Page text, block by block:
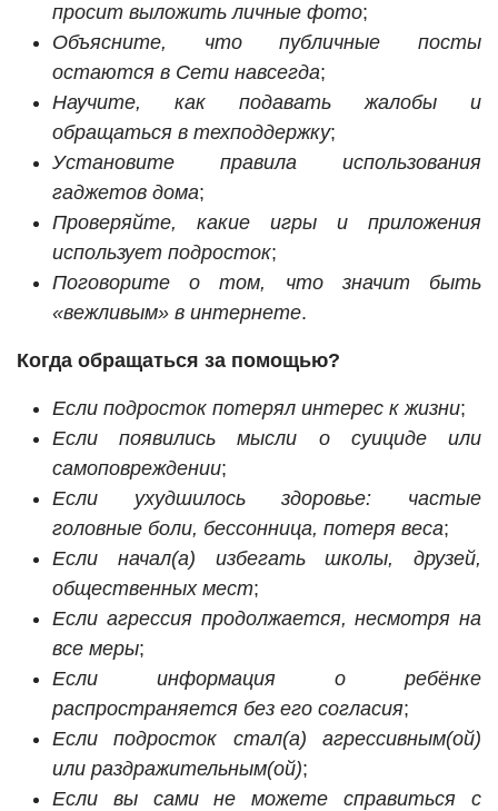
просит выложить личные фото;
Объясните, что публичные посты
остаются в Сети навсегда;
Научите, как подавать жалобы и
обращаться в техподдержку;
Установите правила использования
гаджетов дома;
Проверяйте, какие игры и приложения
использует подросток;
Поговорите о том, что значит быть
«вежливым» в интернете.
Когда обращаться за помощью?
Если подросток потерял интерес к жизни;
Если появились мысли о суициде или
самоповреждении;
Если ухудшилось здоровье: частые
головные боли, бессонница, потеря веса;
Если начал(а) избегать школы, друзей,
общественных мест;
Если агрессия продолжается, несмотря на
все меры;
Если информация о ребёнке
распространяется без его согласия;
Если подросток стал(а) агрессивным(ой)
или раздражительным(ой);
Если вы сами не можете справиться с